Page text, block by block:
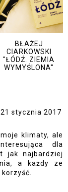
BŁAŻEJ
CIARKOWSKI
"ŁÓDŹ. ZIEMIA
WYMYŚLONA"
21 stycznia 2017
klimaty, ale
dla
jak najbardziej
a każdy ze